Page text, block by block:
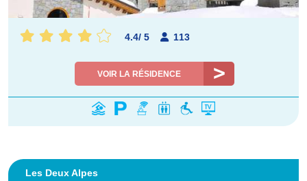
4.4/ 5 113
VOIR LA RÉSIDENCE
Les Deux Alpes